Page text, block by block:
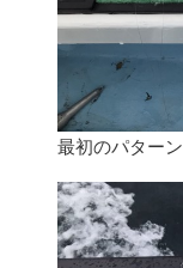
最初のパターン